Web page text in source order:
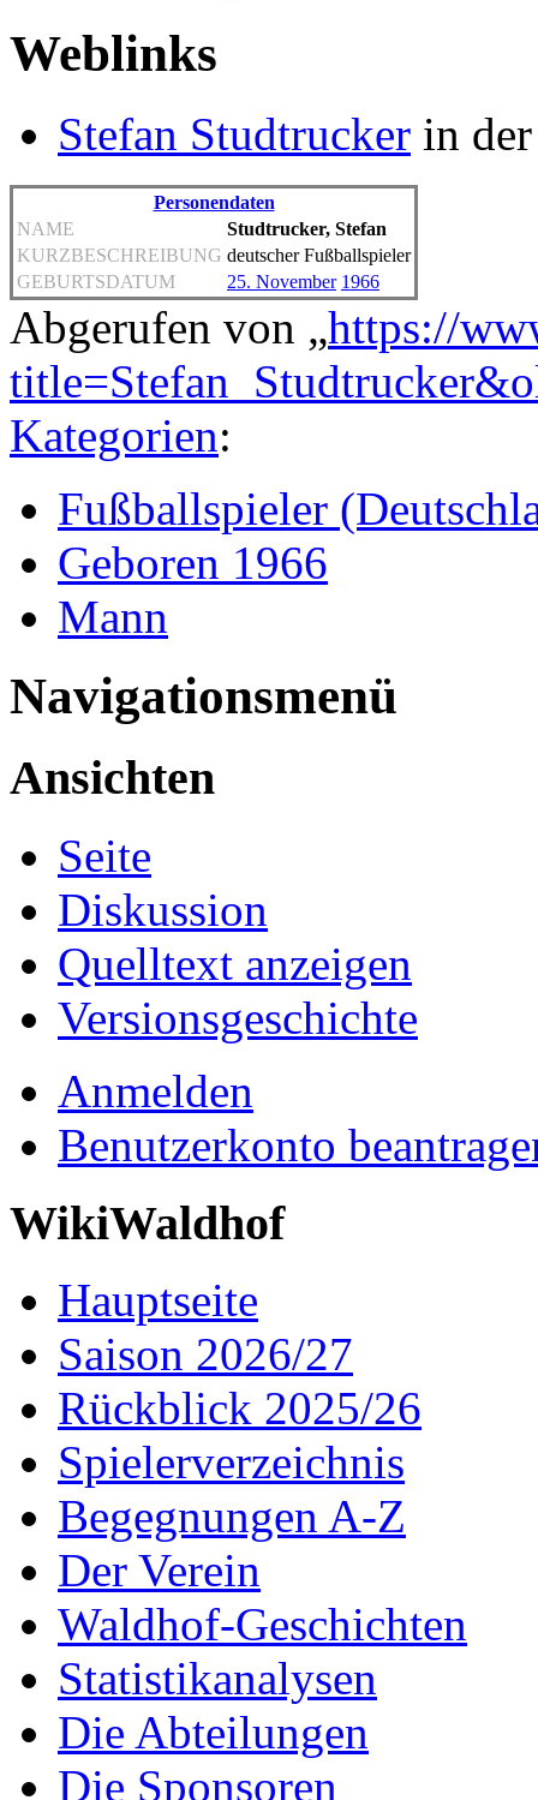
Weblinks
Stefan Studtrucker in
Personendaten
NAME
Studtrucker, Stefan
KURZBESCHREIBUNG deutscher Fußballspieler
GEBURTSDATUM
25. November 1966
Abgerufen von „https://
Kategorien:
Fußballspieler
Geboren 1966
Mann
Navigationsmenü
Ansichten
Seite
Diskussion
Quelltext anzeigen
Versionsgeschichte
Anmelden
Benutzerkonto
WikiWaldhof
Hauptseite
Saison 2026/27
Rückblick 2025/26
Spielerverzeichnis
Begegnungen A-Z
Der Verein
Waldhof-Geschichten
Statistikanalysen
Die Abteilungen
Die Sponsoren